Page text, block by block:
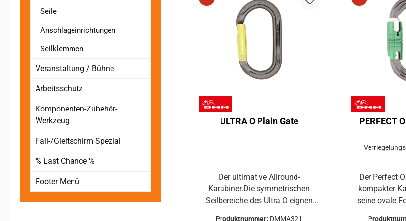
Seile
Anschlageinrichtungen
Seilklemmen
Veranstaltung / Bühne
Arbeitsschutz
Komponenten-Zubehör-
Werkzeug
Fall-/Gleitschirm Spezial
% Last Chance %
Footer Menü
ULTRA O Plain Gate
Der ultimative Allround-
Karabiner.Die symmetrischen
Seilbereiche des Ultra O eignen
Produktnummer: DMMA321
PERFECT
Der Perfect
kompakter Karabiner der durch
seine ovale